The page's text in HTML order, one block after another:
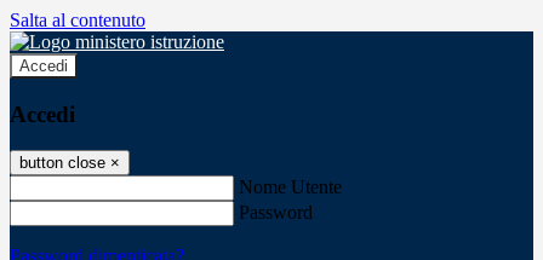
Salta al contenuto
Accedi
Accedi
button close ×
Nome Utente
Password